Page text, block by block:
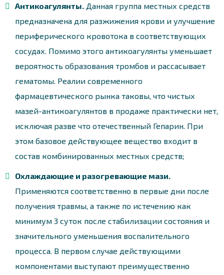
Антикоагулянты. Данная группа местных средств
предназначена для разжижения крови и улучшение
периферического кровотока в соответствующих
сосудах. Помимо этого антикоагулянты уменьшает
вероятность образования тромбов и рассасывает
гематомы. Реалии современного
фармацевтического рынка таковы, что чистых
мазей-антикоагулянтов в продаже практически нет,
исключая разве что отечественный Гепарин. При
этом базовое действующее вещество входит в
состав комбинированных местных средств;
Охлаждающие и разогревающие мази.
Применяются соответственно в первые дни после
получения травмы, а также по истечению как
минимум 3 суток после стабилизации состояния и
значительного уменьшения воспалительного
процесса. В первом случае действующими
компонентами выступают преимущественно